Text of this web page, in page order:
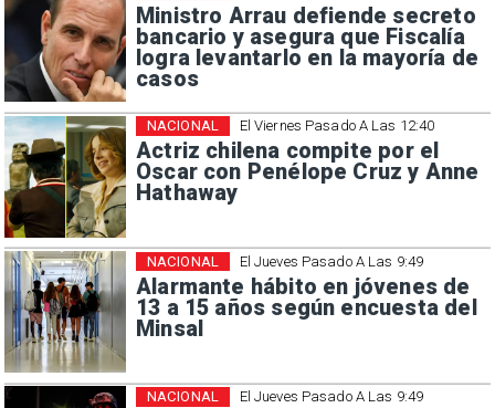
Ministro Arrau defiende secreto
bancario y asegura que Fiscalía
logra levantarlo en la mayoría de
casos
El Viernes Pasado A Las 12:40
Actriz chilena compite por el
Oscar con Penélope Cruz y Anne
Hathaway
NACIONAL
El Jueves Pasado A Las 9:49
Alarmante hábito en jóvenes de
13 a 15 años según encuesta del
Minsal
NACIONAL
El Jueves Pasado A Las 9:49
NACIONAL